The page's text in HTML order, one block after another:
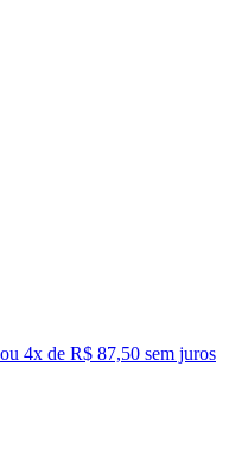
ou 4x de R$ 87,50 sem juros